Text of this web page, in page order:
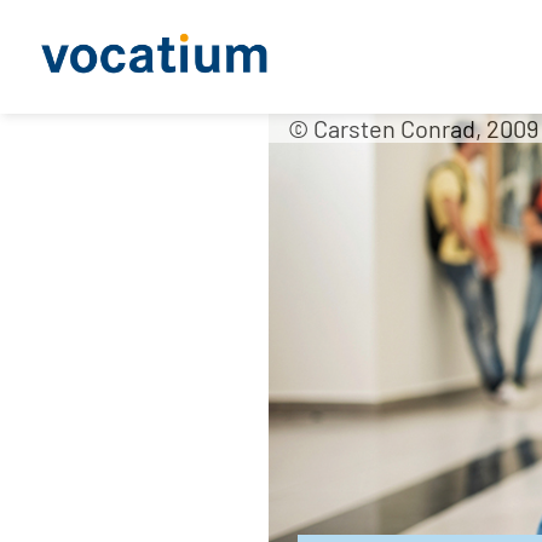
© Carsten Conrad, 2009